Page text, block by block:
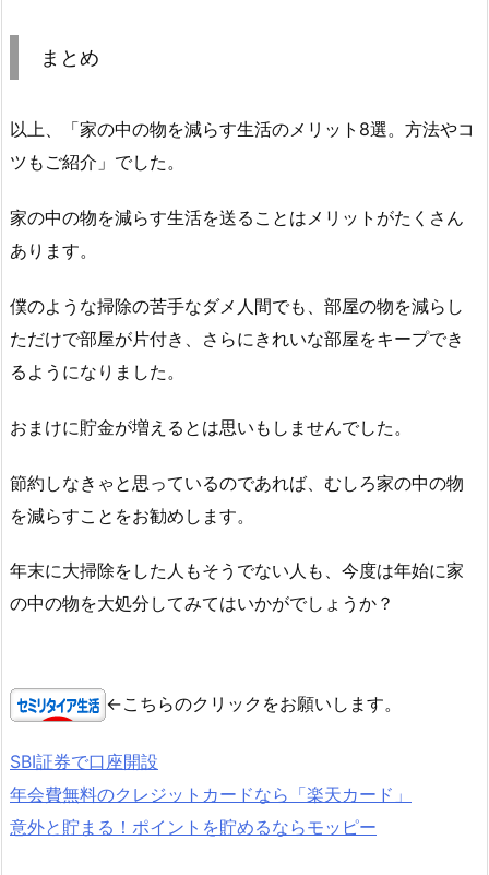
まとめ
以上、「家の中の物を減らす生活のメリット8選。方法やコ
ツもご紹介」でした。
家の中の物を減らす生活を送ることはメリットがたくさん
あります。
僕のような掃除の苦手なダメ人間でも、部屋の物を減らし
ただけで部屋が片付き、さらにきれいな部屋をキープでき
るようになりました。
おまけに貯金が増えるとは思いもしませんでした。
節約しなきゃと思っているのであれば、むしろ家の中の物
を減らすことをお勧めします。
年末に大掃除をした人もそうでない人も、今度は年始に家
の中の物を大処分してみてはいかがでしょうか？
←こちらのクリックをお願いします。
SBI証券で口座開設
年会費無料のクレジットカードなら「楽天カード」
意外と貯まる！ポイントを貯めるならモッピー